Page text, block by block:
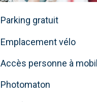
Parking gratuit
Emplacement vélo
Accès personne à
Photomaton